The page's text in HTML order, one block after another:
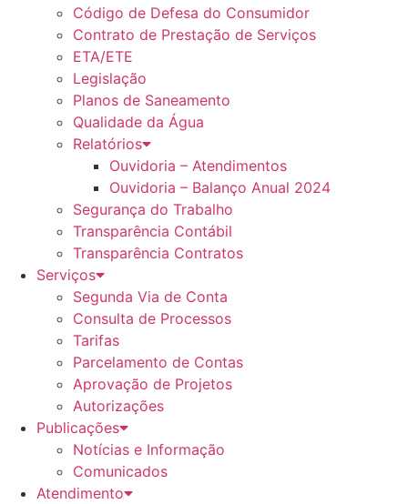
Código de Defesa do Consumidor
Contrato de Prestação de Serviços
ETA/ETE
Legislação
Planos de Saneamento
Qualidade da Água
Relatórios
Ouvidoria – Atendimentos
Ouvidoria – Balanço Anual 2024
Segurança do Trabalho
Transparência Contábil
Transparência Contratos
Serviços
Segunda Via de Conta
Consulta de Processos
Tarifas
Parcelamento de Contas
Aprovação de Projetos
Autorizações
Publicações
Notícias e Informação
Comunicados
Atendimento